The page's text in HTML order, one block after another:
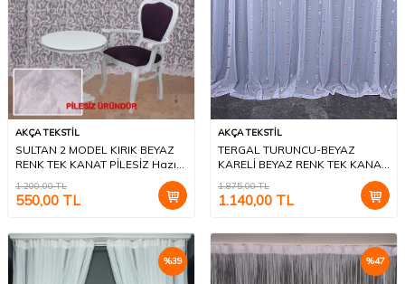
AKÇA TEKSTİL
SULTAN 2 MODEL KIRIK BEYAZ
RENK TEK KANAT PİLESİZ Hazır
1.200,00TL
550,00 TL
AKÇA TEKSTİL
TERGAL TURUNCU-BEYAZ
KARELİ BEYAZ RENK TEK KANAT
Hazır Dikilmiş Pileli Fon Perde
300*260 Cm
1.875,00TL
1.140,00 TL
%39 %47